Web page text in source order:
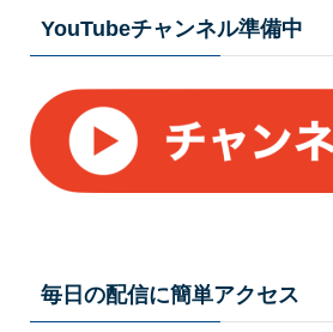
YouTubeチャンネル準備中
毎日の配信に簡単アクセス